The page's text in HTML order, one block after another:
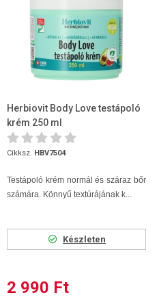
Herbiovit Body Love testápoló
krém 250 ml
Cikksz. HBV7504
Testápoló krém normál és száraz bőr
számára. Könnyű textúrájának k...
Készleten
2 990 Ft